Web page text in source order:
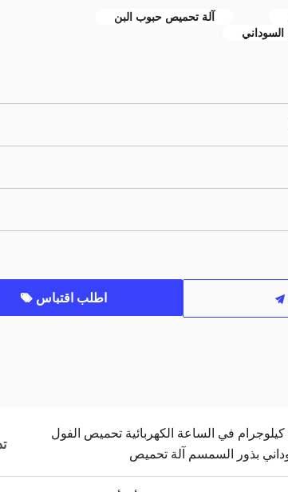
آلة تحميص حبوب البن
اطلب اقتباس
200 كيلوجرام في الساعة الكهربائية تحميص الفول
بذور السمسم آلة تحميص